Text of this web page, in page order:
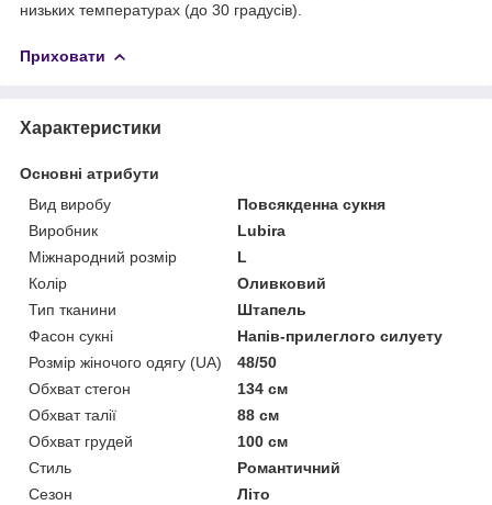
низьких температурах (до 30 градусів).
Приховати
Характеристики
Основні атрибути
Вид виробу
Повсякденна сукня
Виробник
Lubira
Міжнародний розмір
L
Колір
Оливковий
Тип тканини
Штапель
Фасон сукні
Напів-прилеглого силуету
Розмір жіночого одягу (UA)
48/50
Обхват стегон
134 см
Обхват талії
88 см
Обхват грудей
100 см
Стиль
Романтичний
Сезон
Літо